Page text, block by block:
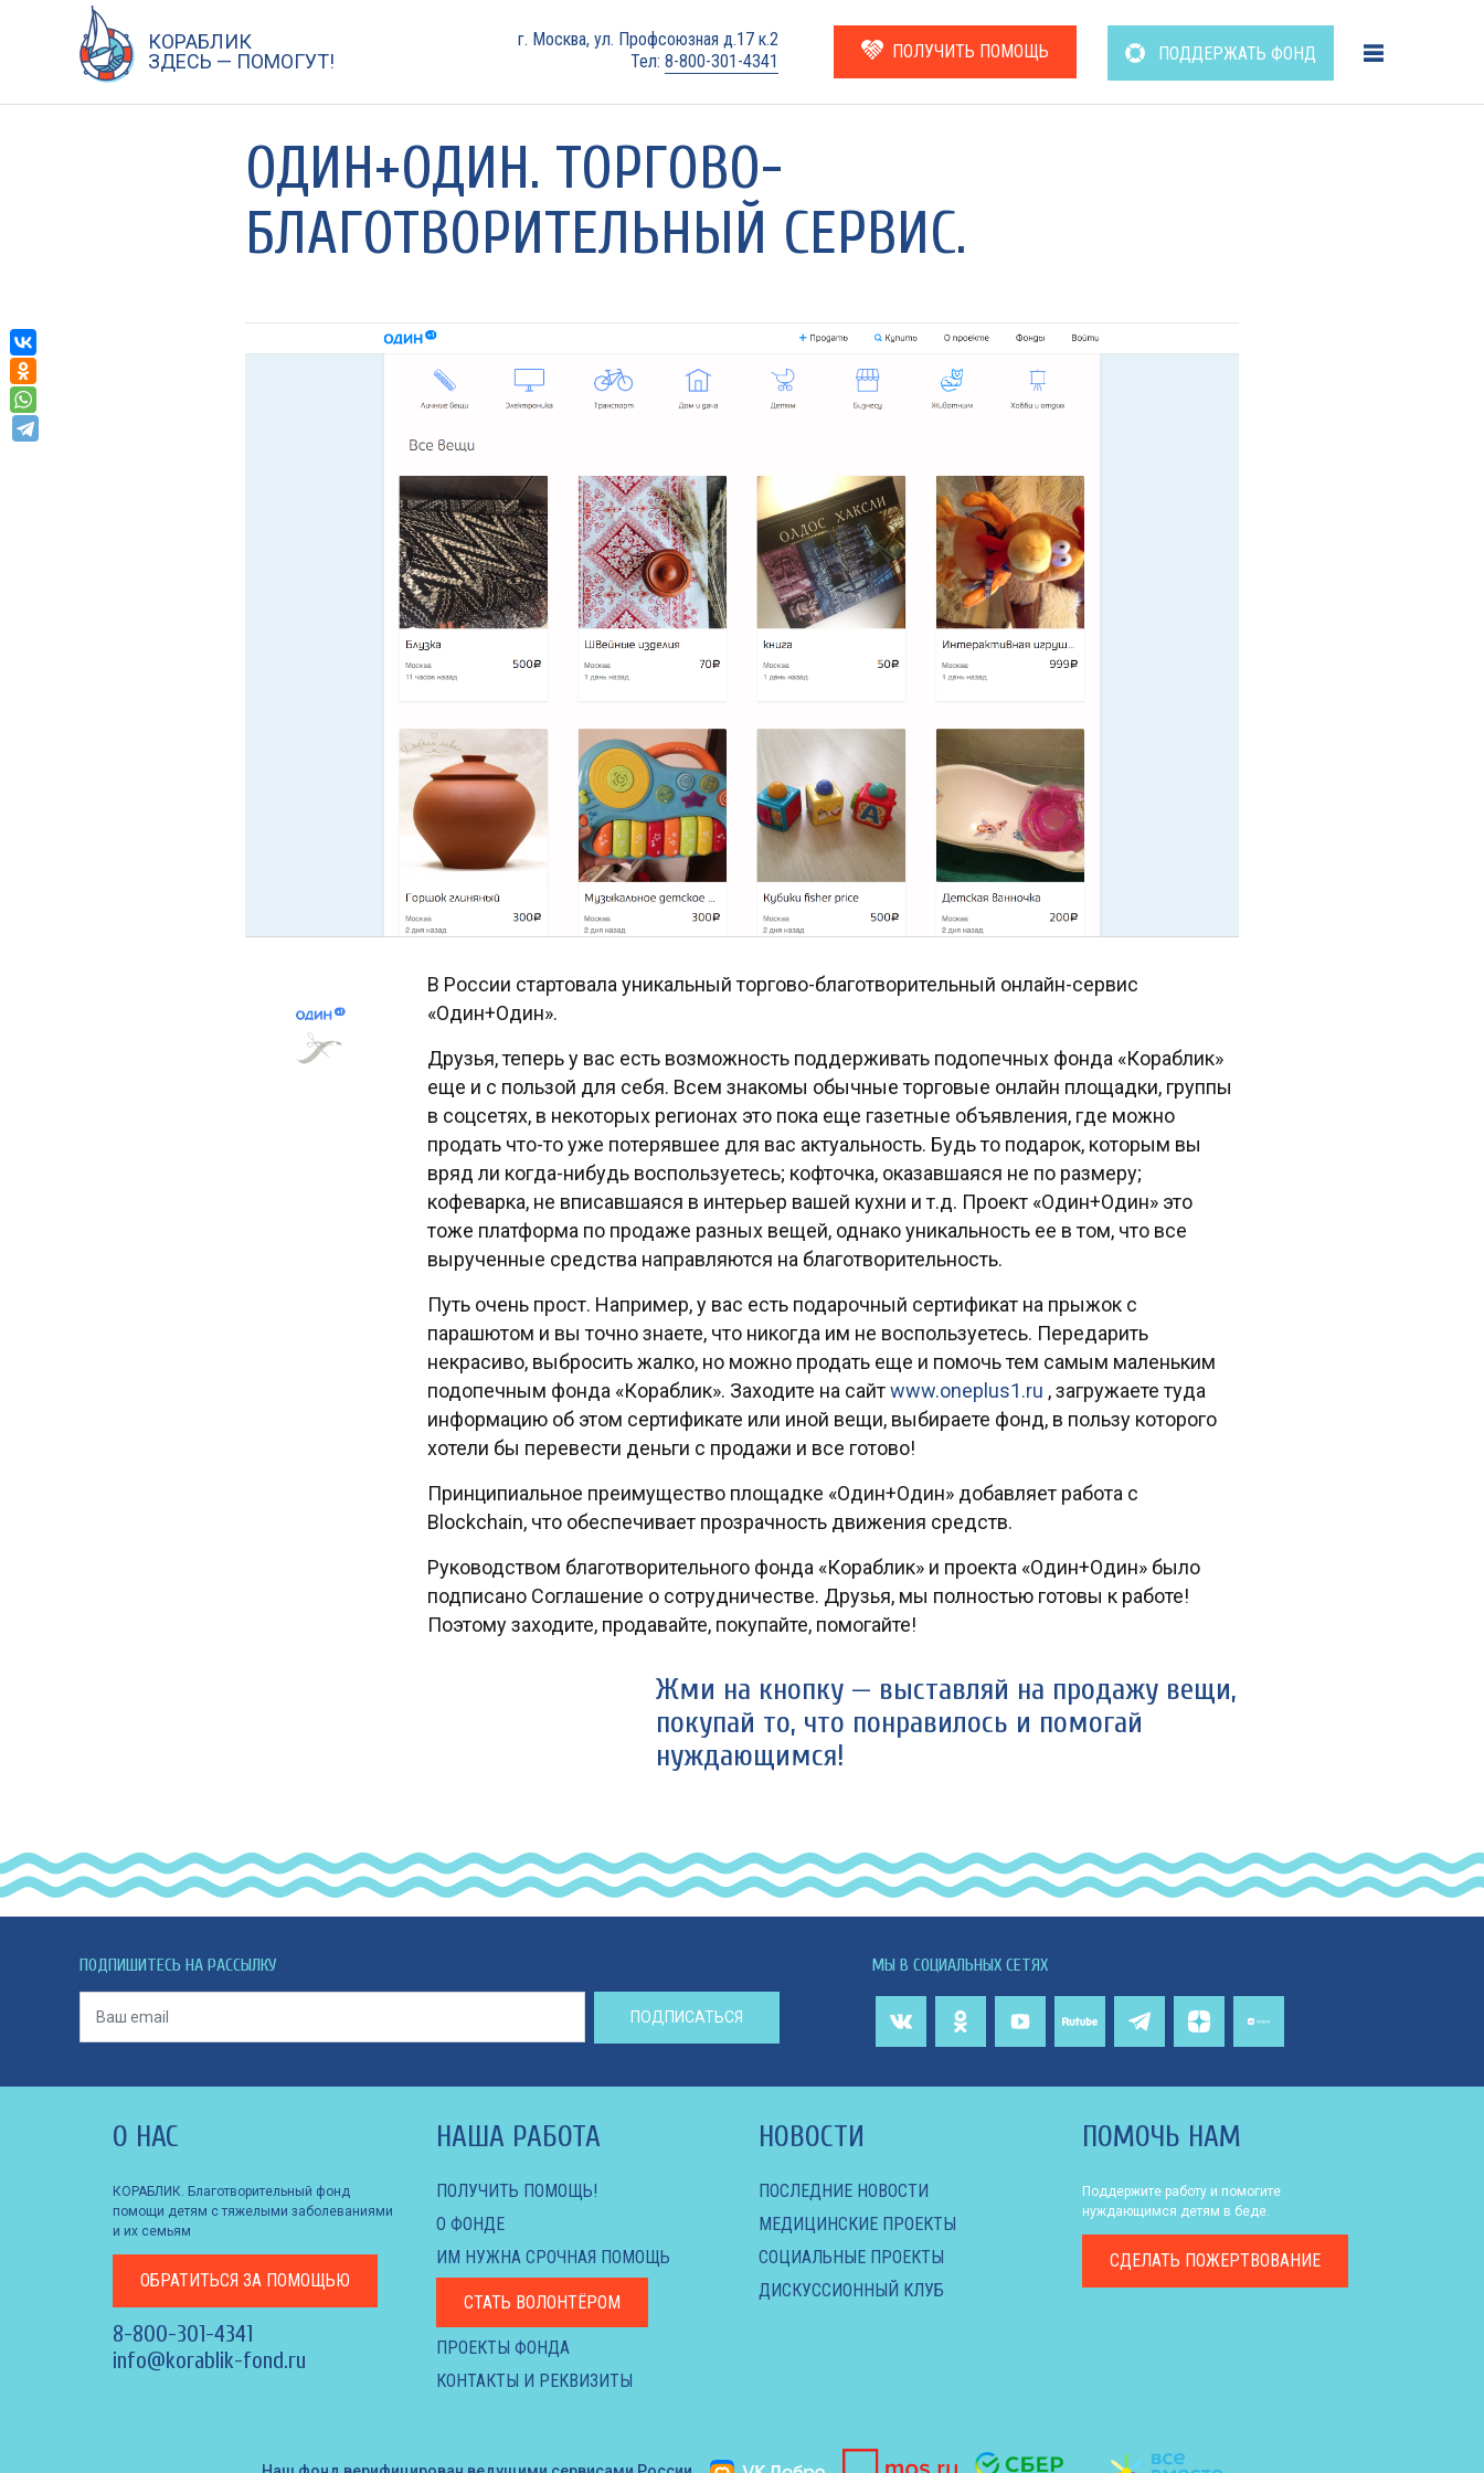
содержанию
КОРАБЛИК
ЗДЕСЬ — ПОМОГУТ!
г. Москва, ул. Профсоюзная д.17 к.2
Тел: 8-800-301-4341 ПОЛУЧИТЬ ПОМОЩЬ ПОДДЕРЖАТЬ ФОНД
ОДИН+ОДИН. ТОРГОВО-
БЛАГОТВОРИТЕЛЬНЫЙ СЕРВИС.
В России стартовала уникальный торгово-благотворительный онлайн-сервис
«Один+Один».
Друзья, теперь у вас есть возможность поддерживать подопечных фонда «Кораблик»
еще и с пользой для себя. Всем знакомы обычные торговые онлайн площадки, группы
в соцсетях, в некоторых регионах это пока еще газетные объявления, где можно
продать что-то уже потерявшее для вас актуальность. Будь то подарок, которым вы
вряд ли когда-нибудь воспользуетесь; кофточка, оказавшаяся не по размеру;
кофеварка, не вписавшаяся в интерьер вашей кухни и т.д. Проект «Один+Один» это
тоже платформа по продаже разных вещей, однако уникальность ее в том, что все
вырученные средства направляются на благотворительность.
Путь очень прост. Например, у вас есть подарочный сертификат на прыжок с
парашютом и вы точно знаете, что никогда им не воспользуетесь. Передарить
некрасиво, выбросить жалко, но можно продать еще и помочь тем самым маленьким
подопечным фонда «Кораблик». Заходите на сайтwww.oneplus1.ru , загружаете туда
информацию об этом сертификате или иной вещи, выбираете фонд, в пользу которого
хотели бы перевести деньги с продажи и все готово!
Принципиальное преимущество площадке «Один+Один» добавляет работа с
Blockchain, что обеспечивает прозрачность движения средств.
Руководством благотворительного фонда «Кораблик» и проекта «Один+Один» было
подписано Соглашение о сотрудничестве. Друзья, мы полностью готовы к работе!
Поэтому заходите, продавайте, покупайте, помогайте!
Жми на кнопку — выставляй на продажу вещи,
покупай то, что понравилось и помогай
нуждающимся!
ПОДПИШИТЕСЬ НА РАССЫЛКУ
ПОДПИСАТЬСЯ
МЫ В СОЦИАЛЬНЫХ СЕТЯХ
О НАС
КОРАБЛИК. Благотворительный фонд
помощи детям с тяжелыми заболеваниями
и их семьям
ОБРАТИТЬСЯ ЗА ПОМОЩЬЮ
8-800-301-4341
info@korablik-fond.ru
НАША РАБОТА
ПОЛУЧИТЬ ПОМОЩЬ!
О ФОНДЕ
ИМ НУЖНА СРОЧНАЯ ПОМОЩЬ
СТАТЬ ВОЛОНТЁРОМ
ПРОЕКТЫ ФОНДА
КОНТАКТЫ И РЕКВИЗИТЫ
НОВОСТИ
ПОСЛЕДНИЕ НОВОСТИ
МЕДИЦИНСКИЕ ПРОЕКТЫ
СОЦИАЛЬНЫЕ ПРОЕКТЫ
ДИСКУССИОННЫЙ КЛУБ
ПОМОЧЬ НАМ
Поддержите работу и помогите
нуждающимся детям в беде.
СДЕЛАТЬ ПОЖЕРТВОВАНИЕ